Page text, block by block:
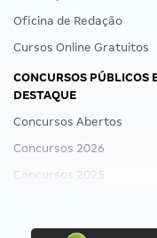
Oficina de Redação
Cursos Online Gratuitos
CONCURSOS PÚBLICOS
DESTAQUE
Concursos Abertos
Concursos 2026
Concursos 2025
Concurso Nacional
Concurso Ibama